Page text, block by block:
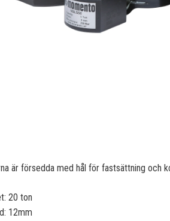
är försedda med hål för fastsättning och
20 ton
12mm